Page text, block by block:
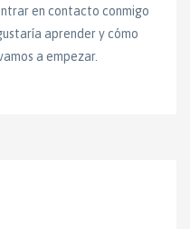
en contacto conmigo
aprender y cómo
a empezar.